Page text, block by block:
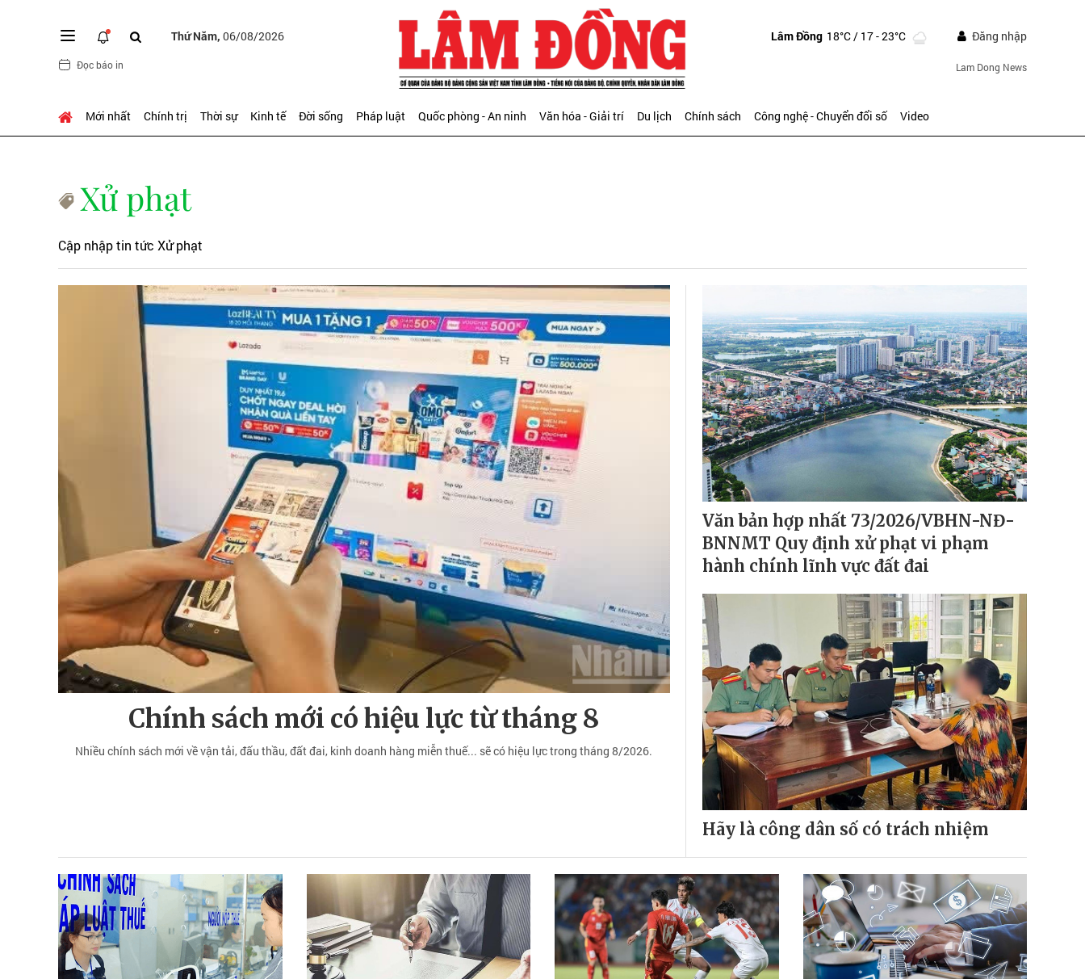
Thứ Năm, 06/08/2026
Đọc báo in
Lâm Đồng 18°C/ 17 - 23°C Đăng nhập
Lam Dong News
Mới nhất Chính trị Thời sự Kinh tế Đời sống Pháp luật Quốc phòng - An ninh Văn hóa - Giải trí Du lịch Chính sách Công nghệ - Chuyển đổi số Video
Xử phạt
Cập nhập tin tức Xử phạt
Chính sách mới có hiệu lực từ tháng 8
Nhiều chính sách mới về vận tải, đấu thầu, đất đai, kinh doanh hàng miễn thuế... sẽ có hiệu lực trong tháng 8/2026.
Văn bản hợp nhất 73/2026/VBHN-NĐ-
BNNMT Quy định xử phạt vi phạm
hành chính lĩnh vực đất đai
Hãy là công dân số có trách nhiệm